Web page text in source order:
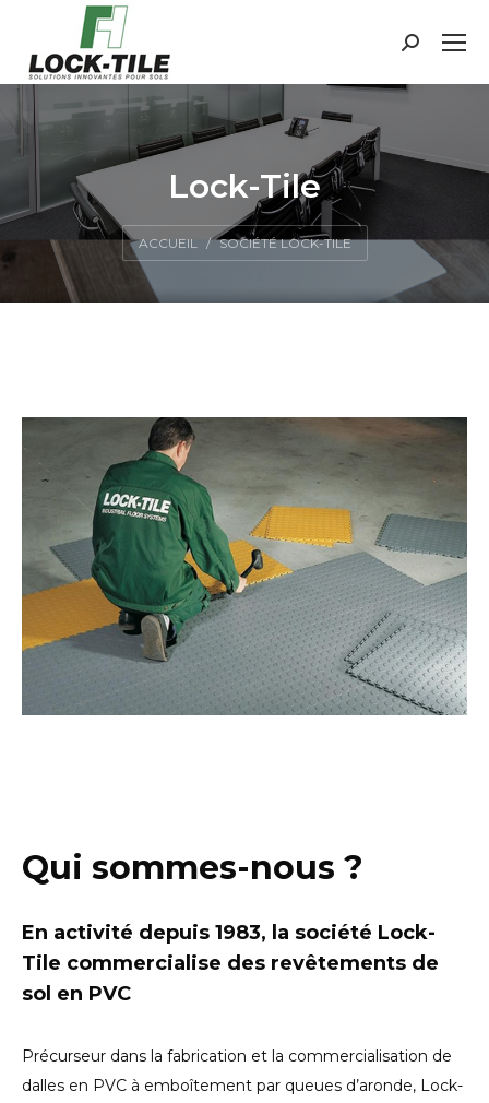
Search:
Lock-Tile
Vous êtes ici :
ACCUEIL SOCIÉTÉ LOCK-TILE
Qui sommes-nous ?
En activité depuis 1983, la société Lock-
Tile commercialise des revêtements de
sol en PVC
Précurseur dans la fabrication et la commercialisation de
dalles en PVC à emboîtement par queues d’aronde, Lock-